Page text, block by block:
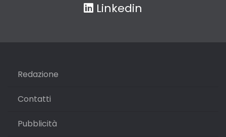
Linkedin
Redazione
Contatti
Pubblicità